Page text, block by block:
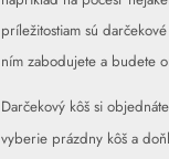
príležitostiam sú
ním zabodujete a budete
Darčekový kôš si
vyberie prázdny kôš a